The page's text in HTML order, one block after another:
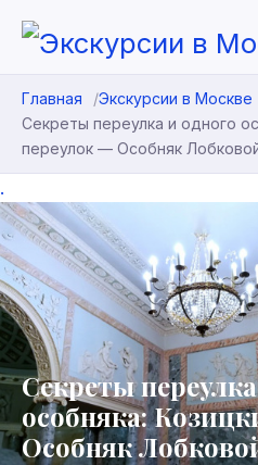
Главная
Экскурсии в Москве
Секреты переулка и одного
переулок — Особняк
.
Секреты
особняка:
Особняк